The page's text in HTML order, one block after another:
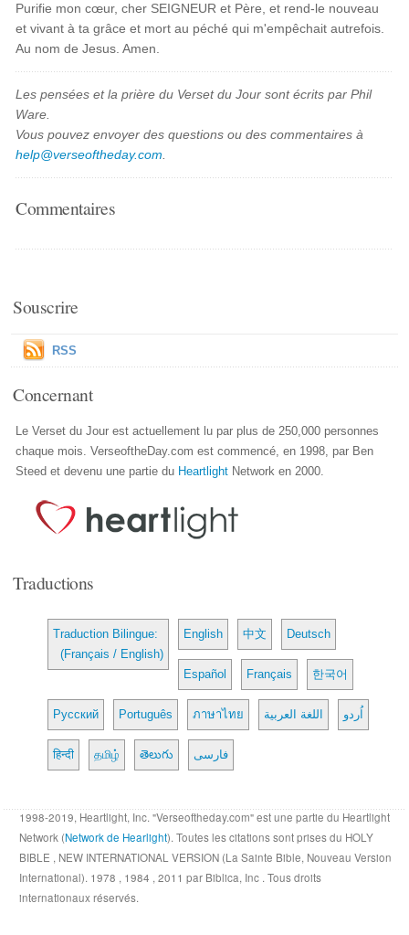
Purifie mon cœur, cher SEIGNEUR et Père, et rend-le nouveau
et vivant à ta grâce et mort au péché qui m'empêchait autrefois.
Au nom de Jesus. Amen.
Les pensées et la prière du Verset du Jour sont écrits par Phil
Ware.
Vous pouvez envoyer des questions ou des commentaires à
help@verseoftheday.com
Commentaires
Souscrire
RSS
Concernant
Le Verset du Jour est actuellement lu par plus de 250,000 personnes
chaque mois. VerseoftheDay.com est commencé, en 1998, par Ben
Steed et devenu une partie du Heartlight Network en 2000.
Traductions
Traduction Bilingue:
(Français / English)
English 中文 Deutsch
Español Français 한국어
Русский Português ภาษาไทย اللغة العربية اُردو
हिन्दी தமிழ் తెలుగు فارسی
1998-2019, Heartlight, Inc. "Verseoftheday.com" est une partie du Heartlight
Network (Network de Hearlight). Toutes les citations sont prises du HOLY
BIBLE , NEW INTERNATIONAL VERSION (La Sainte Bible, Nouveau Version
International). 1978 , 1984 , 2011 par Biblica, Inc . Tous droits
internationaux réservés.